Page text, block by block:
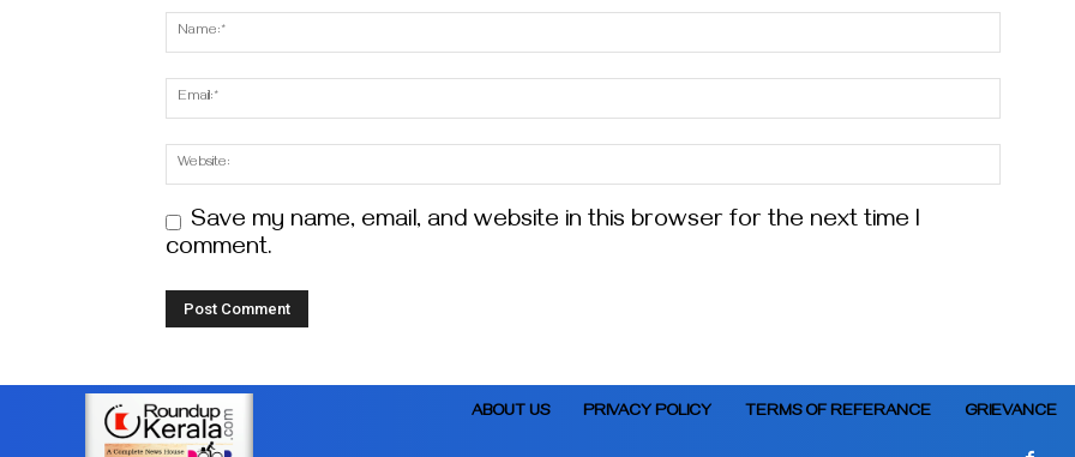
Save my name, email, and website in this browser for the next time I
comment.
ABOUT US PRIVACY POLICY TERMS OF REFERANCE GRIEVANCE